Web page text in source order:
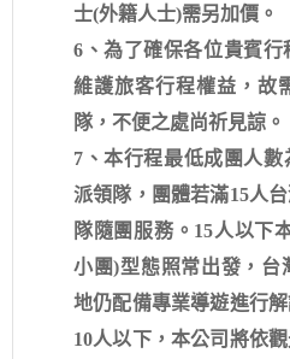
士(外籍人士)需另加價。
6、為了確保各位貴賓
維護旅客行程權益，故
隊，不便之處尚祈見諒。
7、本行程最低成團人
派領隊，團體若滿15人
隊隨團服務。15人以下
小團)型態照常出發，台
地仍配備專業導遊進行
10人以下，本公司將依